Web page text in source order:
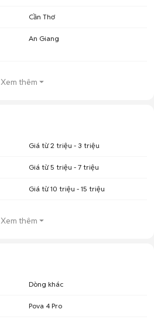
Cần Thơ
An Giang
Xem thêm
Giá từ 2 triệu - 3 triệu
Giá từ 5 triệu - 7 triệu
Giá từ 10 triệu - 15 triệu
Xem thêm
Dòng khác
Pova 4 Pro